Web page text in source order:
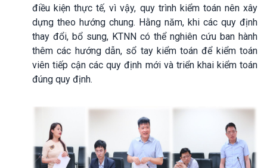
điều kiện thực tế, vì vậy, quy trình kiểm toán nên xây
dựng theo hướng chung. Hằng năm, khi các quy định
thay đổi, bổ sung, KTNN có thể nghiên cứu ban hành
thêm các hướng dẫn, sổ tay kiểm toán để kiểm toán
viên tiếp cận các quy định mới và triển khai kiểm toán
đúng quy định.